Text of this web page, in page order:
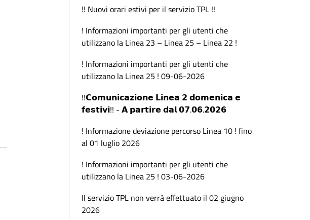
!! Nuovi orari estivi per il servizio TPL !!
! Informazioni importanti per gli utenti che
utilizzano la Linea 23 – Linea 25 – Linea 22 !
! Informazioni importanti per gli utenti che
utilizzano la Linea 25 ! 09-06-2026
!!𝗖𝗼𝗺𝘂𝗻𝗶𝗰𝗮𝘇𝗶𝗼𝗻𝗲 𝗟𝗶𝗻𝗲𝗮 𝟮 𝗱𝗼𝗺𝗲𝗻𝗶𝗰𝗮 𝗲
𝗳𝗲𝘀𝘁𝗶𝘃𝗶!! - 𝗔 𝗽𝗮𝗿𝘁𝗶𝗿𝗲 𝗱𝗮𝗹 𝟬𝟳.𝟬𝟲.𝟮𝟬𝟮𝟲
! Informazione deviazione percorso Linea 10 ! fino
al 01 luglio 2026
! Informazioni importanti per gli utenti che
utilizzano la Linea 25 ! 03-06-2026
Il servizio TPL non verrà effettuato il 02 giugno
2026